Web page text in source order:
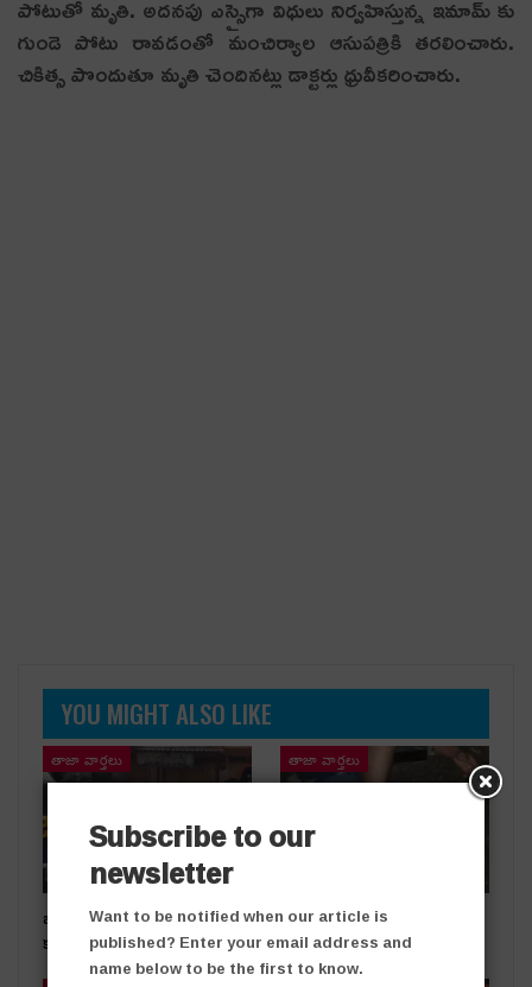
పోటుతో మృతి. అదనపు ఎస్సైగా విధులు నిర్వహిస్తున్న ఇమామ్ కు
గుండె పోటు రావడంతో మంచిర్యాల ఆసుపత్రికి తరలించారు.
చికిత్స పొందుతూ మృతి చెందినట్లు డాక్టర్లు ధ్రువీకరించారు.
YOU MIGHT ALSO LIKE
తాజా వార్తలు
బంగారు దుకాణంలో చోరీ..
కలకలం
తాజా వార్తలు
రోడ్డు ప్రమాదంలో ఒకరికి గాయాలు
Subscribe to our
newsletter
Want to be notified when our article is
published? Enter your email address and
name below to be the first to know.